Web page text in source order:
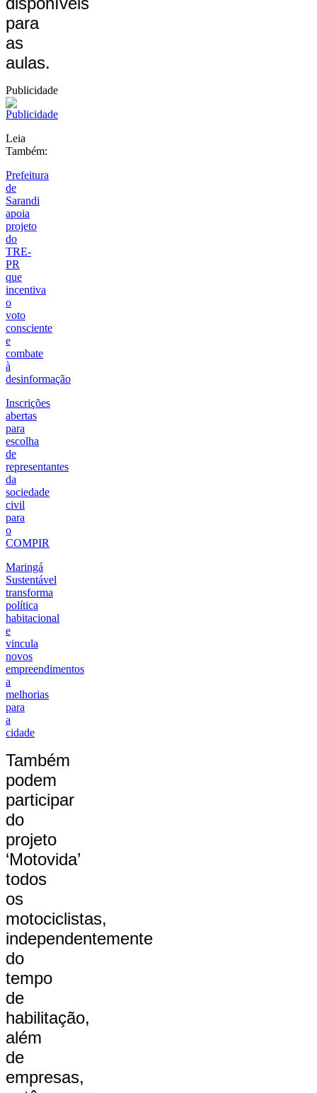
para
as
aulas.
Publicidade
Leia
Também:
Prefeitura
de
Sarandi
apoia
projeto
do
TRE-
PR
que
incentiva
o
voto
consciente
e
combate
à
desinformação
Inscrições
abertas
para
escolha
de
representantes
da
sociedade
civil
para
o
COMPIR
Maringá
Sustentável
transforma
política
habitacional
e
vincula
novos
empreendimentos
a
melhorias
para
a
cidade
Também
podem
participar
do
projeto
‘Motovida’
todos
os
motociclistas,
independentemente
do
tempo
de
habilitação,
além
de
empresas,